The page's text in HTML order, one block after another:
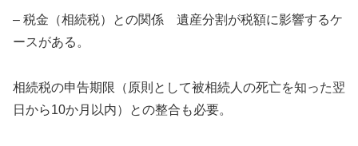
– 税金（相続税）との関係 遺産分割が税額に影響するケ
ースがある。
相続税の申告期限（原則として被相続人の死亡を知った翌
日から10か月以内）との整合も必要。